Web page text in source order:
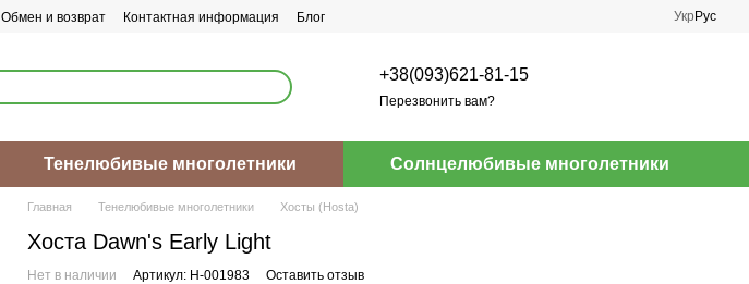
Обмен и возврат Контактная информация Блог Укр Рус
+38(093)621-81-15
Перезвонить вам?
Тенелюбивые многолетники Солнцелюбивые многолетники
Главная Тенелюбивые многолетники Хосты (Hosta)
Хоста Dawn's Early Light
Нет в наличии Артикул: H-001983 Оставить отзыв